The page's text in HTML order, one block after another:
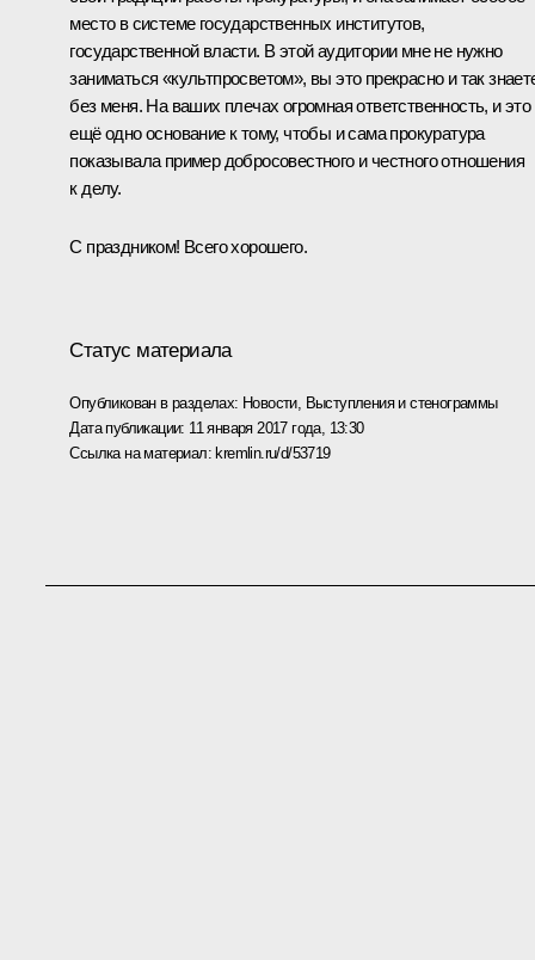
место в системе государственных институтов,
государственной власти. В этой аудитории мне не нужно
заниматься «культпросветом», вы это прекрасно и так
без меня. На ваших плечах огромная ответственность, и это
ещё одно основание к тому, чтобы и сама прокуратура
показывала пример добросовестного и честного отношения
к делу.
С праздником! Всего хорошего.
Статус материала
Опубликован в разделах: Новости, Выступления и стенограммы
Дата публикации: 11 января 2017 года, 13:30
Ссылка на материал: kremlin.ru/d/53719